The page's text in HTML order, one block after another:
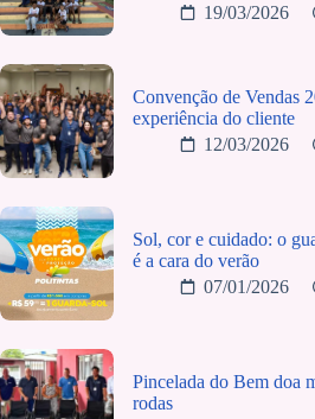
19/03/2026
Convenção de Vendas
experiência do cliente
12/03/2026
Sol, cor e cuidado: o
é a cara do verão
07/01/2026
Pincelada do Bem doa
rodas